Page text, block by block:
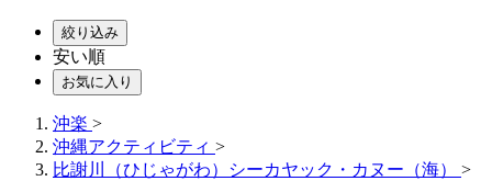
絞り込み
安い順
お気に入り
沖楽 >
沖縄アクティビティ >
比謝川（ひじゃがわ）シーカヤック・カヌー（海） >